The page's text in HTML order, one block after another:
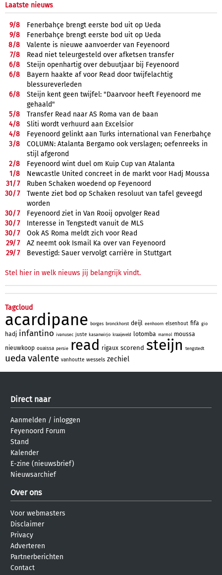
Laatste nieuws
9/8
Fenerbahçe brengt eerste bod uit op Ueda
9/8
Fenerbahçe brengt eerste bod uit op Ueda
8/8
Valente is nieuwe aanvoerder van Feyenoord
7/8
Read niet teleurgesteld over afketsen transfer
6/8
Steijn openhartig over debuutjaar bij Feyenoord
6/8
Bayern haakte af voor Read door twijfelachtig
blessureverleden
6/8
Steijn kent geen twijfel: "Daarvoor heeft Feyenoord me
gehaald"
5/8
Transfer Read naar AS Roma van de baan
4/8
Sliti wordt verhuurd aan Excelsior
4/8
Feyenoord gelinkt aan Turks international van Fenerbahçe
3/8
COLUMN: Atalanta Bergamo ook verslagen; oefenreeks in
stijl afgerond
2/8
Feyenoord wint duel om Kuip Cup van Atalanta
1/8
Newcastle United concreet in de markt voor Hadj Moussa
31/7
Ruben Schaken woedend op Feyenoord
30/7
Twente ziet bod op Schaken resoluut van tafel geveegd
worden
30/7
Feyenoord ziet in Van Rooij opvolger Read
30/7
Interesse in Tengstedt vanuit de MLS
30/7
Ook AS Roma meldt zich voor Read
29/7
AZ neemt ook Ismail Ka over van Feyenoord
29/7 Bevestigd: Sauer vervolgt carrière in Stuttgart
Stel hier in welk nieuws jij belangrijk vindt.
Tagcloud
acardipane borges bronckhorst deijl eenhoorn elsenhout fifa gio
hadj infantino ivanusec juste kasanwirjo kraaijeveld lotomba marmol
moussa
nieuwkoop ouaissa persie read rigaux scorend steijn tengstedt
uedavalente vanhoutte wessels zechiel
Direct naar
Aanmelden / inloggen
Feyenoord Forum
Stand
Kalender
E-zine (nieuwsbrief)
Nieuwsarchief
Over ons
Voor webmasters
Disclaimer
Privacy
Adverteren
Partnerberichten
Contact